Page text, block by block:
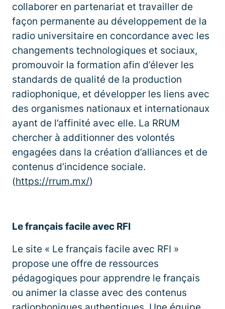
collaborer en partenariat et travailler de
façon permanente au développement de la
radio universitaire en concordance avec les
changements technologiques et sociaux,
promouvoir la formation afin d’élever les
standards de qualité de la production
radiophonique, et développer les liens avec
des organismes nationaux et internationaux
ayant de l’affinité avec elle. La RRUM
chercher à additionner des volontés
engagées dans la création d’alliances et de
contenus d’incidence sociale.
(https://rrum.mx/)
Le français facile avec RFI
Le site « Le français facile avec RFI »
propose une offre de ressources
pédagogiques pour apprendre le français
ou animer la classe avec des contenus